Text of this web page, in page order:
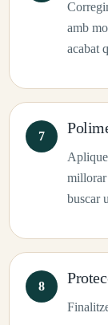
amb
acabat
millorar
buscar